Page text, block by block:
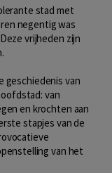
stad met
negentig was
vrijheden zijn
geschiedenis van
van
en krochten aan
stapjes van de
van het